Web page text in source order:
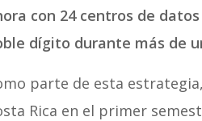
con 24 centros de
dígito durante más de
parte de esta
Rica en el primer